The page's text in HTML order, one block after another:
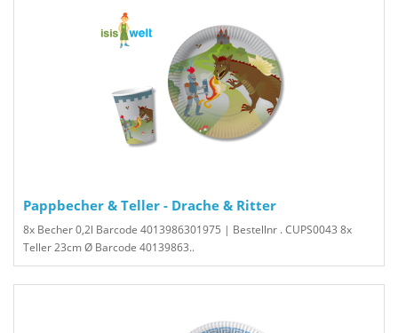
Pappbecher & Teller - Drache & Ritter
8x Becher 0,2l Barcode 4013986301975 | Bestellnr . CUPS0043 8x
Teller 23cm Ø Barcode 40139863..